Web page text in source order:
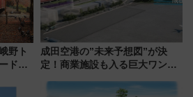
野ト
ドレ
成田空港の”未来予想図”が決
定！商業施設も入る巨大ワンタ
で新型特急が品川･羽田とを結